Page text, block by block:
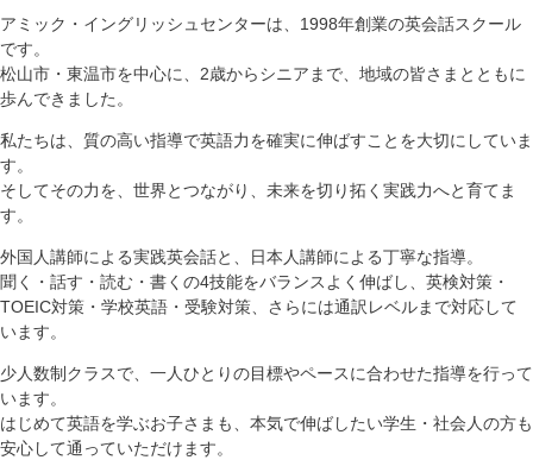
アミック・イングリッシュセンターは、1998年創業の英会話スクール
です。
松山市・東温市を中心に、2歳からシニアまで、地域の皆さまとともに
歩んできました。
私たちは、質の高い指導で英語力を確実に伸ばすことを大切にしていま
す。
そしてその力を、世界とつながり、未来を切り拓く実践力へと育てま
す。
外国人講師による実践英会話と、日本人講師による丁寧な指導。
聞く・話す・読む・書くの4技能をバランスよく伸ばし、英検対策・
TOEIC対策・学校英語・受験対策、さらには通訳レベルまで対応して
います。
少人数制クラスで、一人ひとりの目標やペースに合わせた指導を行って
います。
はじめて英語を学ぶお子さまも、本気で伸ばしたい学生・社会人の方も
安心して通っていただけます。